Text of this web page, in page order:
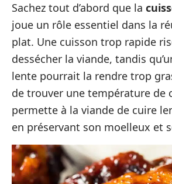
Sachez tout d’abord que la
joue un rôle essentiel dans la
plat. Une cuisson trop rapide
dessécher la viande, tandis
lente pourrait la rendre trop
de trouver une température de
permette à la viande de cuire
en préservant son moelleux et